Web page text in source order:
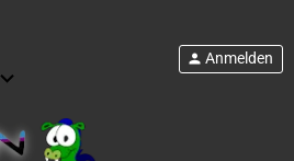
person Anmelden